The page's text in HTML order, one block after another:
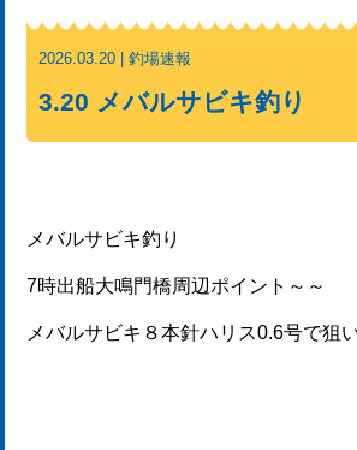
2026.03.20 | 釣場速報
3.20 メバルサビキ釣り
メバルサビキ釣り
7時出船大鳴門橋周辺ポイント～～
メバルサビキ８本針ハリス0.6号で狙